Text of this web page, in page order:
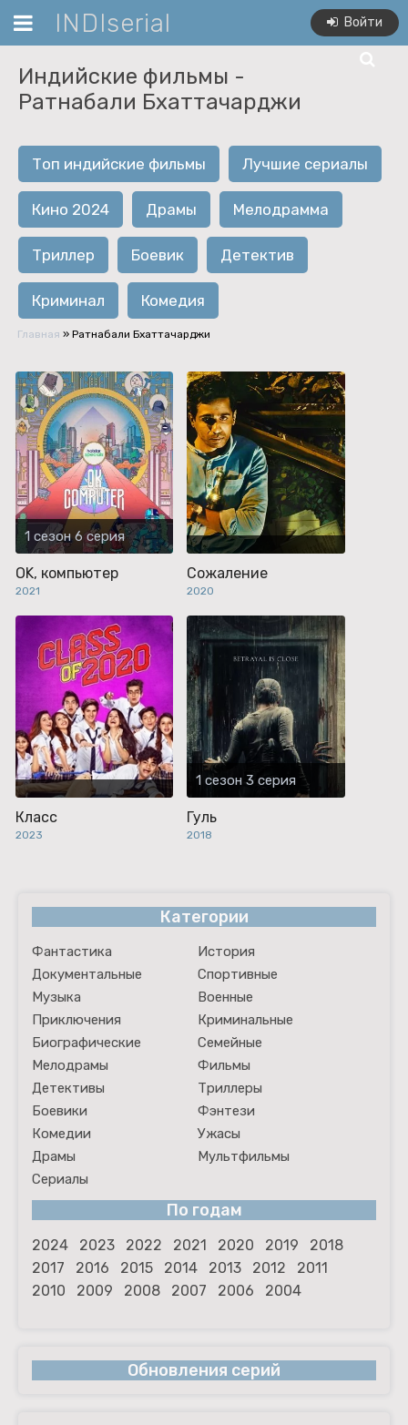
INDIserial Войти
Индийские фильмы -
Ратнабали Бхаттачарджи
Топ индийские фильмы Лучшие сериалы
Кино 2024 Драмы Мелодрамма
Триллер Боевик Детектив
Криминал Комедия
Главная » Ратнабали Бхаттачарджи
1 сезон 6 серия
OK, компьютер
2021
Сожаление
2020
Класс
2023
1 сезон 3 серия
Гуль
2018
Категории
Фантастика
История
Документальные
Спортивные
Музыка
Военные
Приключения
Криминальные
Биографические
Семейные
Мелодрамы
Фильмы
Детективы
Триллеры
Боевики
Фэнтези
Комедии
Ужасы
Драмы
Мультфильмы
Сериалы
По годам
2024 2023 2022 2021 2020 2019
2018
2017
2016 2015 2014 2013 2012
2011
2010
2009 2008 2007 2006 2004
Обновления серий